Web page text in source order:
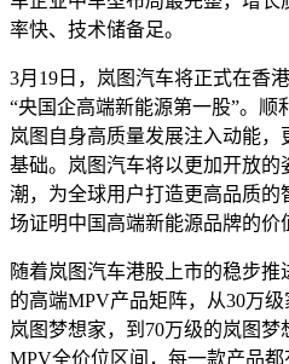
率快、技术储备足。
3月19日，岚图汽车将正式在香
“央国企高端新能源第一股”。顺
岚图自身高质量发展注入动能
基础。岚图汽车将以更加开放
潮，为全球用户打造更高品质
场证明中国高端新能源品牌的价
随着岚图汽车港股上市的稳步
的高端MPV产品矩阵，从30万
岚图梦想家，到70万级的岚图
MPV全价位区间，每一款产品